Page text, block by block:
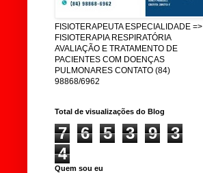
FISIOTERAPEUTA ESPECIALIDADE =>
FISIOTERAPIA RESPIRATÓRIA
AVALIAÇÃO E TRATAMENTO DE
PACIENTES COM DOENÇAS
PULMONARES CONTATO (84)
98868/6962
Total de visualizações do Blog
7 6 5 3 9
3
4
Quem sou eu